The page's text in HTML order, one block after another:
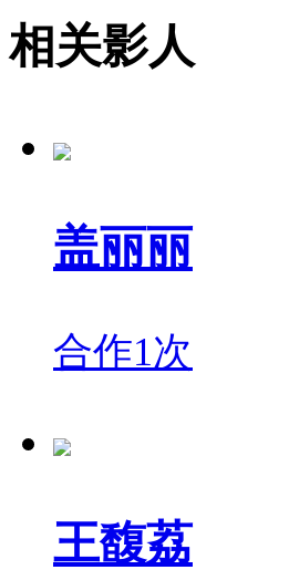
相关影人
盖丽丽
合作1次
王馥荔